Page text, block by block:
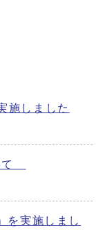
施しました
て
を実施しまし